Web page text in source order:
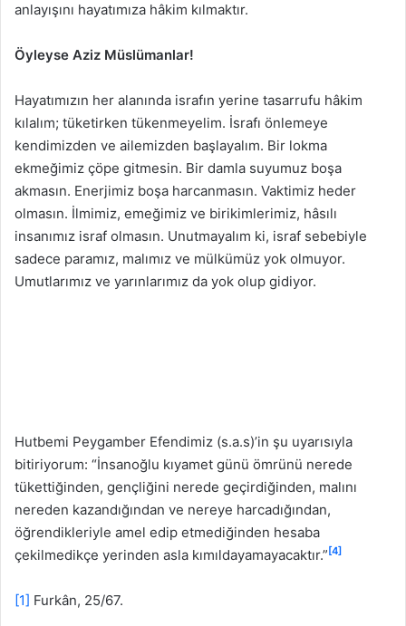
anlayışını hayatımıza hâkim kılmaktır.
Öyleyse Aziz Müslümanlar!
Hayatımızın her alanında israfın yerine tasarrufu hâkim
kılalım; tüketirken tükenmeyelim. İsrafı önlemeye
kendimizden ve ailemizden başlayalım. Bir lokma
ekmeğimiz çöpe gitmesin. Bir damla suyumuz boşa
akmasın. Enerjimiz boşa harcanmasın. Vaktimiz heder
olmasın. İlmimiz, emeğimiz ve birikimlerimiz, hâsılı
insanımız israf olmasın. Unutmayalım ki, israf sebebiyle
sadece paramız, malımız ve mülkümüz yok olmuyor.
Umutlarımız ve yarınlarımız da yok olup gidiyor.
Hutbemi Peygamber Efendimiz (s.a.s)’in şu uyarısıyla
bitiriyorum: “İnsanoğlu kıyamet günü ömrünü nerede
tükettiğinden, gençliğini nerede geçirdiğinden, malını
nereden kazandığından ve nereye harcadığından,
öğrendikleriyle amel edip etmediğinden hesaba
çekilmedikçe yerinden asla kımıldayamayacaktır.” [4]
[1] Furkân, 25/67.